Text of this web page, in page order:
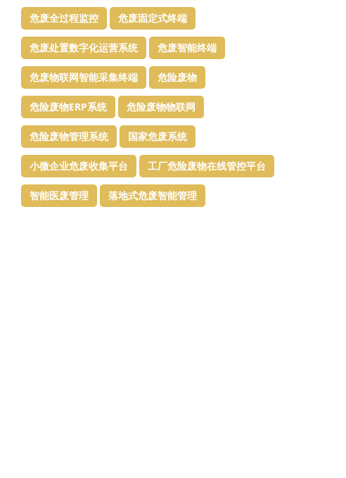
危废全过程监控 危废固定式终端
危废处置数字化运营系统 危废智能终端
危废物联网智能采集终端 危险废物
危险废物ERP系统 危险废物物联网
危险废物管理系统 国家危废系统
小微企业危废收集平台 工厂危险废物在线管控平台
智能医废管理 落地式危废智能管理